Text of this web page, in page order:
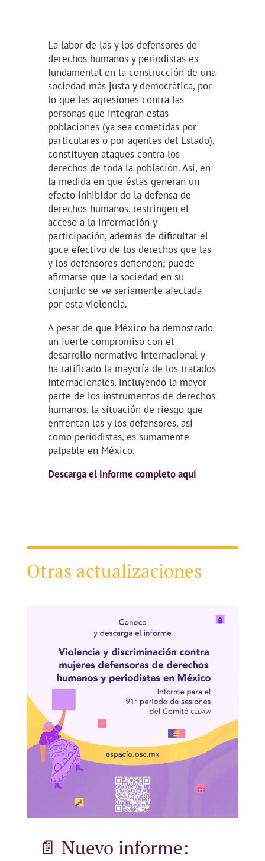
La labor de las y los defensores de
derechos humanos y periodistas es
fundamental en la construcción de una
sociedad más justa y democrática, por
lo que las agresiones contra las
personas que integran estas
poblaciones (ya sea cometidas por
particulares o por agentes del Estado),
constituyen ataques contra los
derechos de toda la población. Así, en
la medida en que éstas generan un
efecto inhibidor de la defensa de
derechos humanos, restringen el
acceso a la información y
participación, además de dificultar el
goce efectivo de los derechos que las
y los defensores defienden; puede
afirmarse que la sociedad en su
conjunto se ve seriamente afectada
por esta violencia.
A pesar de que México ha demostrado
un fuerte compromiso con el
desarrollo normativo internacional y
ha ratificado la mayoría de los tratados
internacionales, incluyendo la mayor
parte de los instrumentos de derechos
humanos, la situación de riesgo que
enfrentan las y los defensores, así
como periodistas, es sumamente
palpable en México.
Descarga el informe completo aquí
Otras actualizaciones
📄 Nuevo informe: